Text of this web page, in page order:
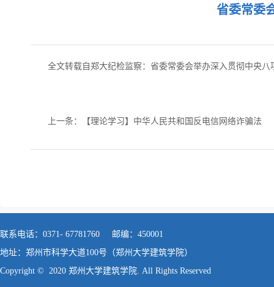
省委常委
全文转载自郑大纪检监察：省委常委会举办深入贯彻中央
上一条： 【理论学习】中华人民共和国反电信网络诈骗法
联系电话：0371- 67781760 邮编：450001
地址：郑州市科学大道100号（郑州大学建筑学院）
Copyright © 2020 郑州大学建筑学院. All Rights Reserved